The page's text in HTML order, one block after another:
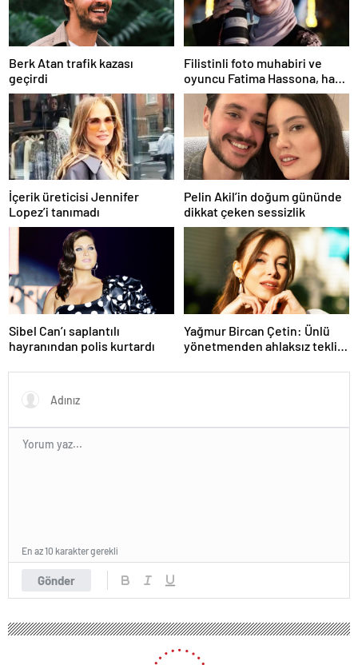
Berk Atan trafik kazası
geçirdi
Filistinli foto muhabiri ve
oyuncu Fatima Hassona, hava
saldırısı sonucu hayatını
kaybetti
İçerik üreticisi Jennifer
Lopez’i tanımadı
Pelin Akil’in doğum gününde
dikkat çeken sessizlik
Sibel Can’ı saplantılı
hayranından polis kurtardı
Yağmur Bircan Çetin: Ünlü
yönetmenden ahlaksız teklif
Gönder
En az 10 karakter gerekli